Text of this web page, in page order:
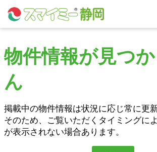
借りる
買う
お気に入り
沿線から探す(借りる)
物件情報が見つ
ん
掲載中の物件情報は状況に応じ常に更
そのため、ご覧いただくタイミングに
が表示されない場合あります。